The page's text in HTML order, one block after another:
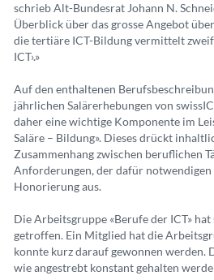
schrieb Alt-Bundesrat Johann N.
Überblick über das grosse Angebot
die tertiäre ICT-Bildung vermittelt
ICT›.»
Auf den enthaltenen
jährlichen Salärerhebungen von
daher eine wichtige Komponente im
Saläre – Bildung». Dieses drückt
Zusammenhang zwischen beruflichen
Anforderungen, der dafür
Honorierung aus.
Die Arbeitsgruppe «Berufe der ICT»
getroffen. Ein Mitglied hat die
konnte kurz darauf gewonnen werden.
wie angestrebt konstant gehalten